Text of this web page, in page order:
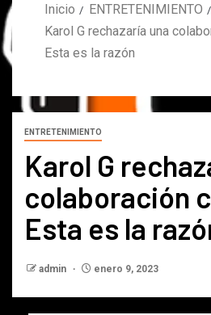
Inicio
ENTRETENIMIENTO
Karol G rechazaría una
Esta es la razón
ENTRETENIMIENTO
Karol G
colaboración
Esta es la
admin enero 9, 2023